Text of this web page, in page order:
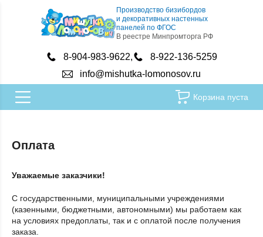
Производство бизибордов
и декоративных настенных
панелей по ФГОС
В реестре Минпромторга РФ
8-904-983-9622
8-922-136-5259
info@mishutka-lomonosov.ru
Корзина пуста
Оплата
Уважаемые заказчики!
С государственными, муниципальными учреждениями
(казенными, бюджетными, автономными) мы работаем как
на условиях предоплаты, так и с оплатой после получения
заказа.